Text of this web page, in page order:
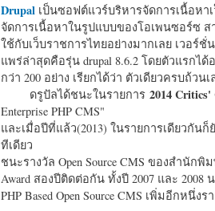
Drupalเป็นซอฟต์แวร์บริหารจัดการเนื้อหาเว็
จัดการเนื้อหาในรูปแบบของโอเพนซอร์ซ ส
ใช้กับเว็บราชการไทยอย่างมากเลย เวอร์
แพร่ล่าสุดคือรุ่น drupal 8.6.2 โดยตัวแรก
กว่า 200 อย่าง เรียกได้ว่า ตัวเดียวครบถ้วน
ดรูปัลได้ชนะในรายการ 2014 Critics'
Enterprise PHP CMS"
และเมื่อปีที่แล้ว(2013) ในรายการเดียวกันก็
ทีเดียว
ชนะรางวัล Open Source CMS ของสำนักพิม
Award สองปีติดต่อกัน ทั้งปี 2007 และ 2008
PHP Based Open Source CMS เพิ่มอีกหนึ่งร